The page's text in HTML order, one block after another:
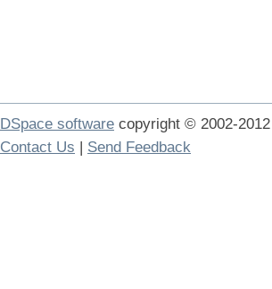
DSpace software copyright © 2002-2012
Contact Us | Send Feedback